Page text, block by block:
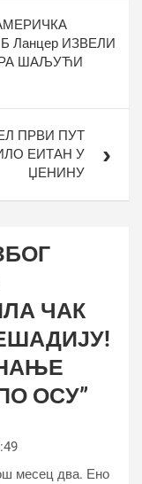
Ланцер ИЗВЕЛИ
ШАЉУЋИ
ПРВИ ПУТ
ЕИТАН У
ЏЕНИНУ
ЧАК
ОСУ”
месец два. Ено